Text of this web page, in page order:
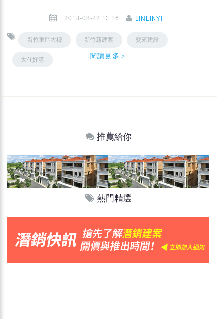
2018-08-22 13:16 LINLINYI
新竹東區大樓 新竹新建案 寶來建設
大任好漾 閱讀更多＞
推薦給你
熱門精選